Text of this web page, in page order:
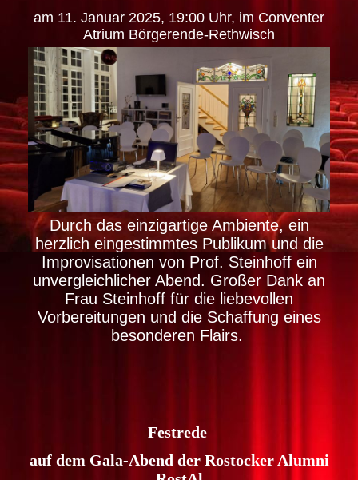
am 11. Januar 2025, 19:00 Uhr, im Conventer
Atrium Börgerende-Rethwisch
Durch das einzigartige Ambiente, ein
herzlich eingestimmtes Publikum und die
Improvisationen von Prof. Steinhoff ein
unvergleichlicher Abend. Großer Dank an
Frau Steinhoff für die liebevollen
Vorbereitungen und die Schaffung eines
besonderen Flairs.
Festrede
auf dem Gala-Abend der Rostocker Alumni